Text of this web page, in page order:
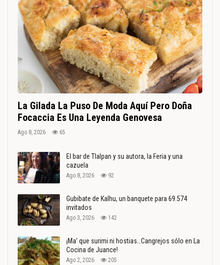
La Gilada La Puso De Moda Aquí Pero Doña
Focaccia Es Una Leyenda Genovesa
Ago 8, 2026 65
El bar de Tlalpan y su autora, la Feria y una
cazuela
Ago 8, 2026 92
Gubibate de Kalhu, un banquete para 69.574
invitados
Ago 3, 2026 142
¡Ma’ que surimi ni hostias…Cangrejos sólo en La
Cocina de Juance!
Ago 2, 2026 205